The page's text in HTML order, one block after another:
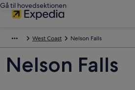
Gå til hovedsektionen
West Coast Nelson Falls
Nelson Falls